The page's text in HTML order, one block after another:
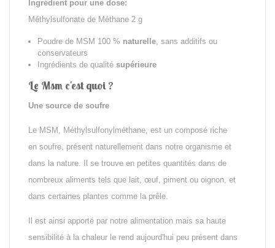
Ingrédient pour une dose:
Méthylsulfonate de Méthane 2 g
Poudre de MSM 100 % naturelle, sans additifs ou
conservateurs
Ingrédients de qualité supérieure
Le Msm c'est quoi ?
Une source de soufre
Le MSM, Méthylsulfonylméthane, est un composé riche
en soufre, présent naturellement dans notre organisme et
dans la nature. Il se trouve en petites quantités dans de
nombreux aliments tels que lait, œuf, piment ou oignon, et
dans certaines plantes comme la prêle.
Il est ainsi apporté par notre alimentation mais sa haute
sensibilité à la chaleur le rend aujourd'hui peu présent dans